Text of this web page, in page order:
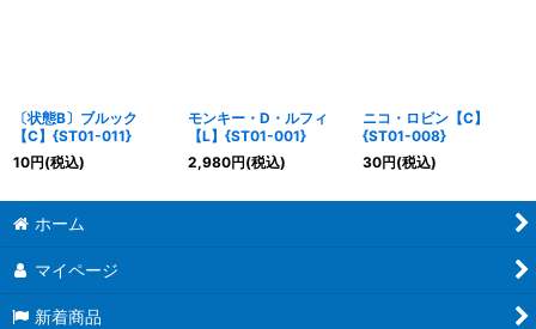
〔状態B〕ブルック
【C】{ST01-011}
10円(税込)
モンキー・D・ルフィ
【L】{ST01-001}
2,980円(税込)
ニコ・ロビン【C】
{ST01-008}
30円(税込)
ホーム
マイページ
新着商品